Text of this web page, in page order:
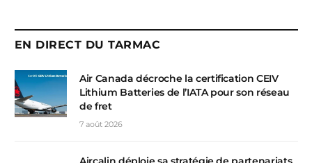
EN DIRECT DU TARMAC
Air Canada décroche la certification CEIV
Lithium Batteries de l’IATA pour son réseau
de fret
7 août 2026